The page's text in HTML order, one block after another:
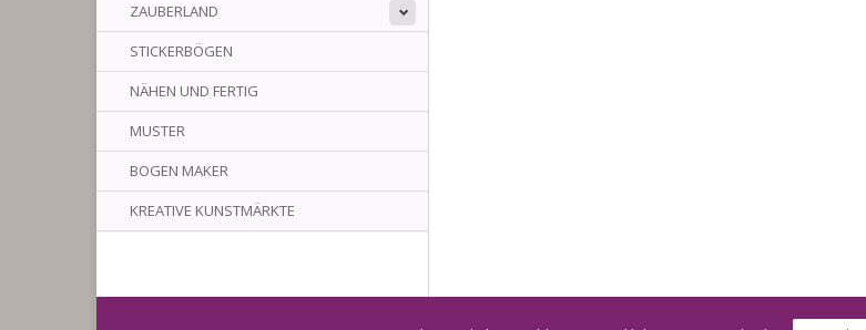
ZAUBERLAND
STICKERBÖGEN
NÄHEN UND FERTIG
MUSTER
BOGEN MAKER
KREATIVE KUNSTMÄRKTE